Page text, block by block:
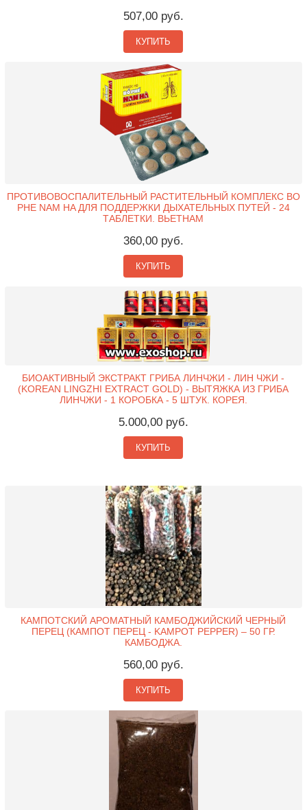
507,00 руб.
КУПИТЬ
ПРОТИВОВОСПАЛИТЕЛЬНЫЙ РАСТИТЕЛЬНЫЙ КОМПЛЕКС BO
PHE NAM HA ДЛЯ ПОДДЕРЖКИ ДЫХАТЕЛЬНЫХ ПУТЕЙ - 24
ТАБЛЕТКИ. ВЬЕТНАМ
360,00 руб.
КУПИТЬ
БИОАКТИВНЫЙ ЭКСТРАКТ ГРИБА ЛИНЧЖИ - ЛИН ЧЖИ -
(KOREAN LINGZHI EXTRACT GOLD) - ВЫТЯЖКА ИЗ ГРИБА
ЛИНЧЖИ - 1 КОРОБКА - 5 ШТУК. КОРЕЯ.
5.000,00 руб.
КУПИТЬ
КАМПОТСКИЙ АРОМАТНЫЙ КАМБОДЖИЙСКИЙ ЧЕРНЫЙ
ПЕРЕЦ (КАМПОТ ПЕРЕЦ - KAMPOT PEPPER) – 50 ГР.
КАМБОДЖА.
560,00 руб.
КУПИТЬ